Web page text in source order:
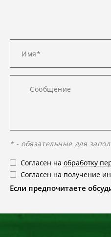
* - обязательные для
Согласен на обработку
Согласен на получение
Если предпочитаете